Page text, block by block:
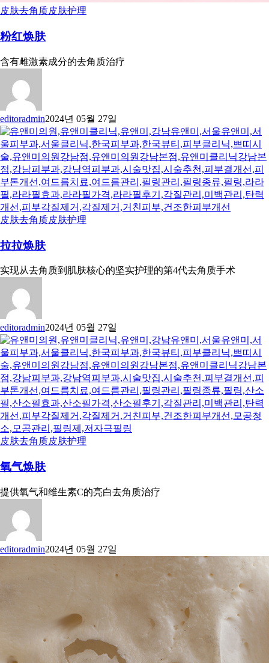
皮肤去角质皮肤护理
粉红焕肤
含有雌激素成分的去角质治疗
editoradmin2024년 05월 27일
皮肤去角质皮肤护理
拉拉焕肤
实现从去角质到肌肤核心的坚实护理的第4代去角质手术
editoradmin2024년 05월 27일
皮肤去角质皮肤护理
氧气焕肤
提供氧气和维生素C的亮白去角质治疗
editoradmin2024년 05월 27일